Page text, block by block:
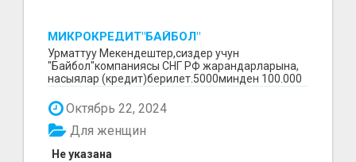
МИКРОКРЕДИТ"БАЙБОЛ"
Урматтуу Мекендештер,сиздер учун
"Байбол"компаниясы СНГ РФ жарандарларына,
насыялар (кредит)берилет.5000минден 100.000
Октябрь 22, 2024
Не указана
Для женщин